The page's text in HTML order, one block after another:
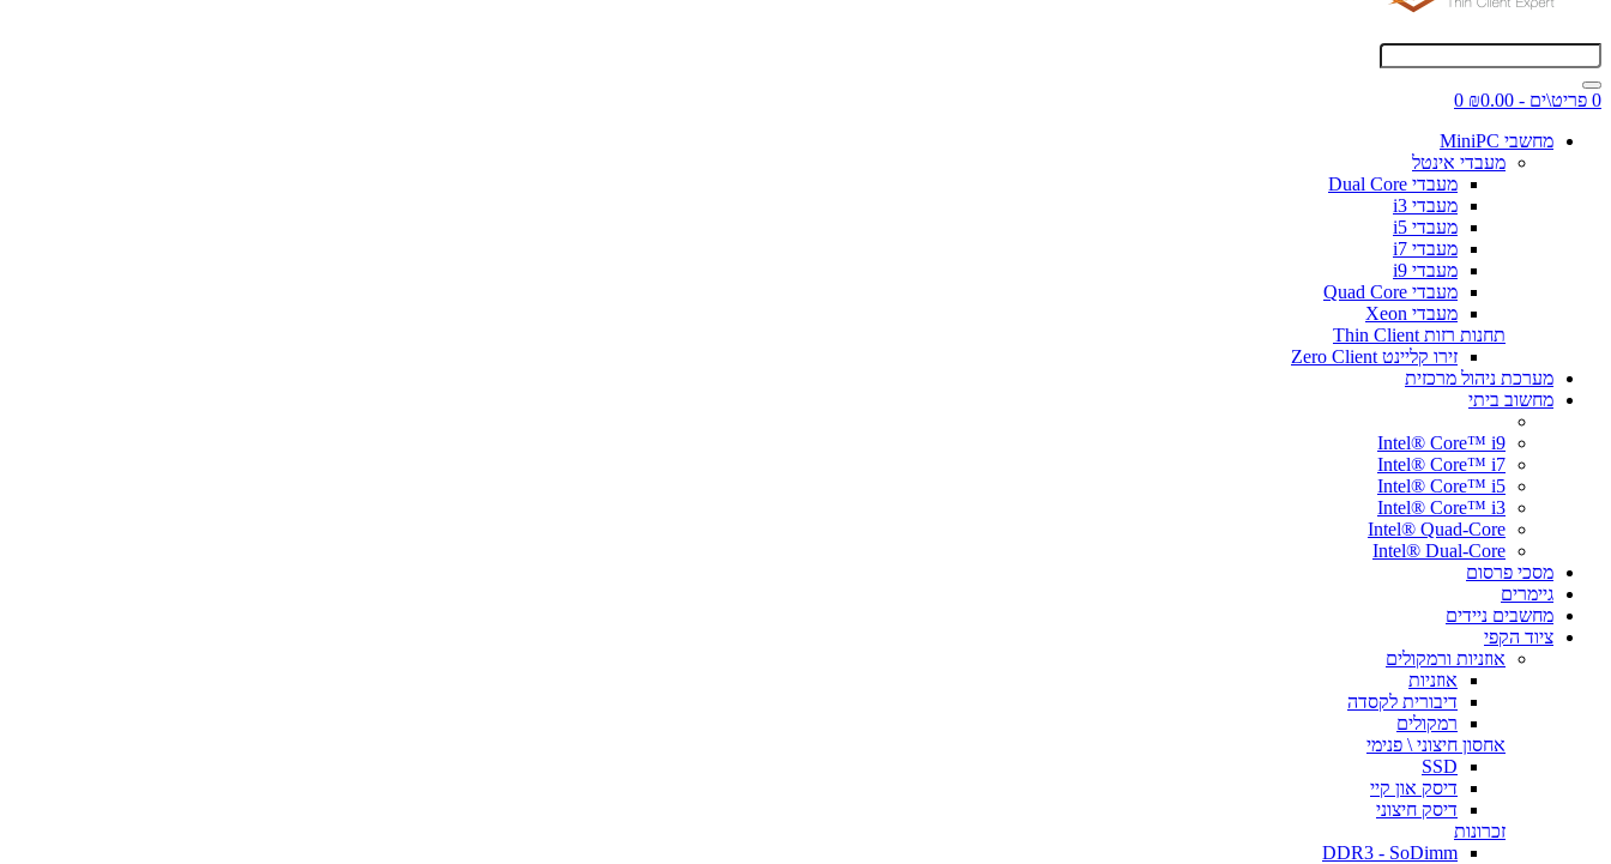
0 פריט\ים - ₪0.00
0
מחשבי MiniPC
מעבדי אינטל
מעבדי Dual Core
מעבדי i3
מעבדי i5
מעבדי i7
מעבדי i9
מעבדי Quad Core
מעבדי Xeon
תחנות רזות Thin Client
זירו קליינט Zero Client
מערכת ניהול מרכזית
מחשוב ביתי
Intel® Core™ i9
Intel® Core™ i7
Intel® Core™ i5
Intel® Core™ i3
Intel® Quad-Core
Intel® Dual-Core
מסכי פרסום
גיימרים
מחשבים ניידים
ציוד הקפי
אוזניות ורמקולים
אוזניות
דיבורית לקסדה
רמקולים
אחסון חיצוני \ פנימי
SSD
דיסק און קיי
דיסק חיצוני
זכרונות
DDR3 - SoDimm